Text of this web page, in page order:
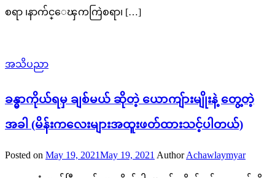
စရာ ၊နာက်င္ေၾကကြဲစရာ၊ […]
အသိပညာ
ခန္ဓာကိုယ်ရမှ ချစ်မယ် ဆိုတဲ့ ယောကျ်ားမျိုးနဲ့ တွေ့တဲ့
အခါ (မိန်းကလေးများအထူးဖတ်ထားသင့်ပါတယ်)
Posted on May 19, 2021May 19, 2021 Author Achawlaymyar